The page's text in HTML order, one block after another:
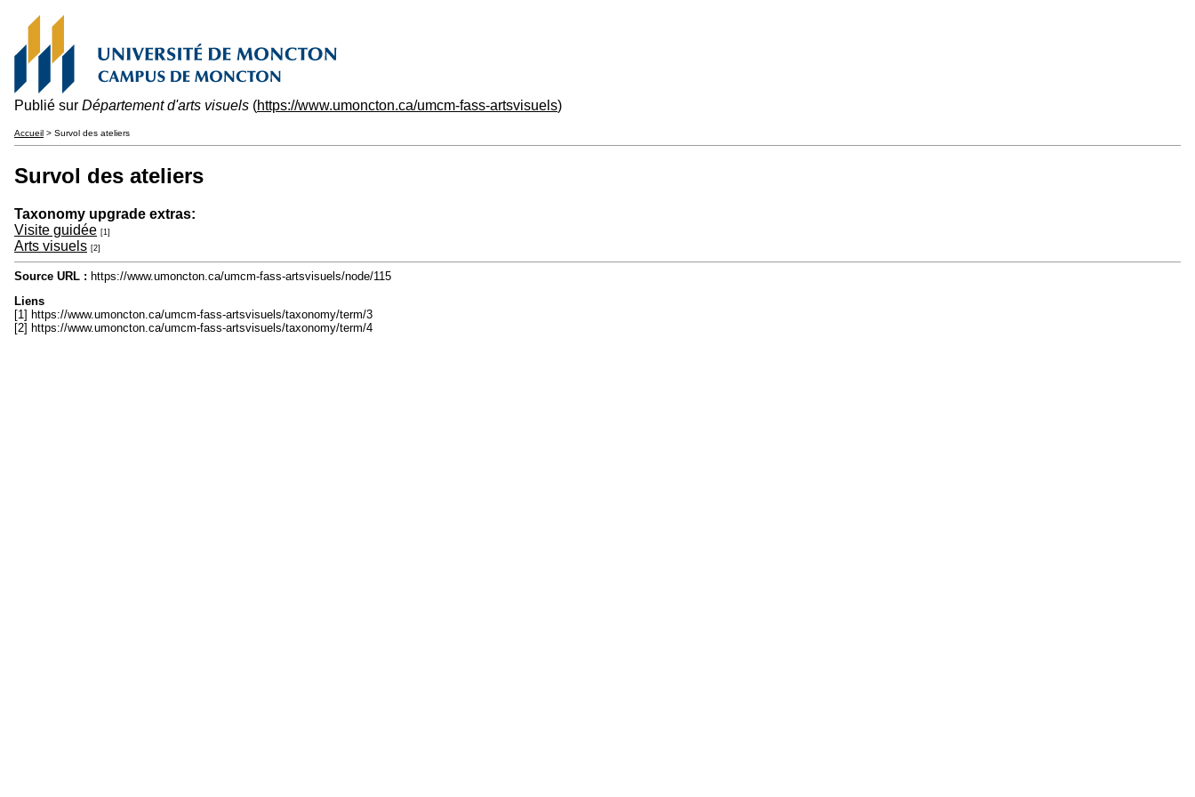
Publié sur Département d'arts visuels (https://www.umoncton.ca/umcm-fass-artsvisuels)
Accueil > Survol des ateliers
Survol des ateliers
Taxonomy upgrade extras:
Visite guidée [1]
Arts visuels [2]
Source URL : https://www.umoncton.ca/umcm-fass-artsvisuels/node/115
Liens
[1] https://www.umoncton.ca/umcm-fass-artsvisuels/taxonomy/term/3
[2] https://www.umoncton.ca/umcm-fass-artsvisuels/taxonomy/term/4